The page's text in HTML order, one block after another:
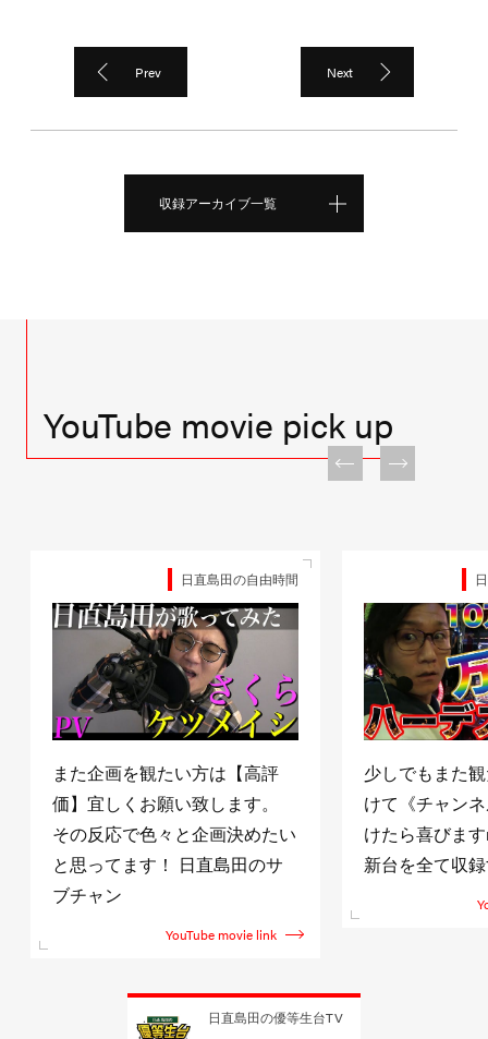
Prev Next
収録アーカイブ一覧
YouTube movie pick up
日直島田の自由時間
また企画を観たい方は【高評
価】宜しくお願い致します。
その反応で色々と企画決めたい
と思ってます！ 日直島田のサ
ブチャン
YouTube movie link
少しでもまた
けて《チャン
けたら喜びま
新台を全て収
日直島田の優等生台TV